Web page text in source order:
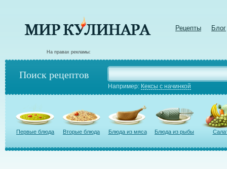
Рецепты Блог
На правах рекламы:
Поиск рецептов
Например: Кексы с начинкой
Первые блюда Вторые блюда Блюда из мяса Блюда из рыбы